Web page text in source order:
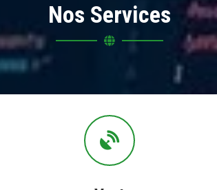
Nos Services